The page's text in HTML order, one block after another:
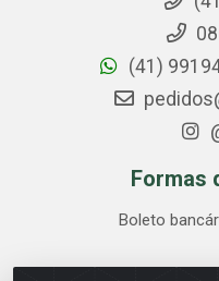
(41)
Formas
Boleto